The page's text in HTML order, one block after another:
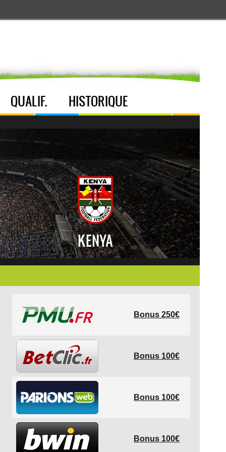
QUALIF. HISTORIQUE
KENYA
Bonus 250€
Bonus 100€
Bonus 100€
Bonus 100€